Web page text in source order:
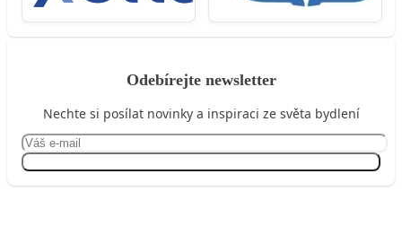
Odebírejte newsletter
Nechte si posílat novinky a inspiraci ze světa bydlení